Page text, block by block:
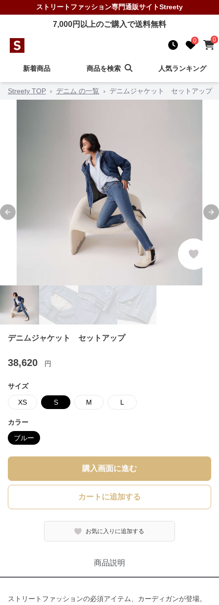
ストリートファッション専門通販サイトStreety
7,000円以上のご購入で送料無料
0 0
新着商品 商品を検索 人気ランキング
Streety TOP › デニム の一覧 › デニムジャケット セットアップ
Previous slide
デニムジャケット セットアップ
38,620 円
サイズ
XS S M L
カラー
ブルー
購入画面に進む
カートに追加する
お気に入りに追加する
商品説明
ストリートファッションの必須アイテム、カーディガンが登場。